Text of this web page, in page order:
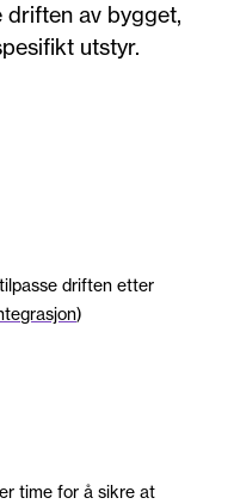
av bygget,
utstyr.
driften etter
)
time for å sikre at